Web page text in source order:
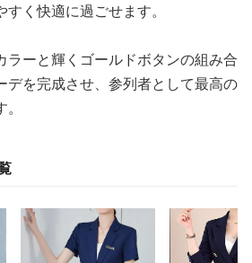
く快適に過ごせます。
ラーと輝くゴールドボタンの組み合
デを完成させ、参列者として最高の